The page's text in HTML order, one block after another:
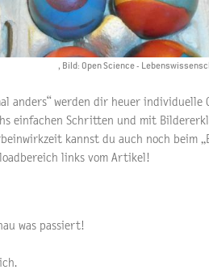
, Bild: Open Science -
anders“ werden dir heuer individuelle
einfachen Schritten und mit
kannst du auch noch beim
links vom Artikel!
was passiert!